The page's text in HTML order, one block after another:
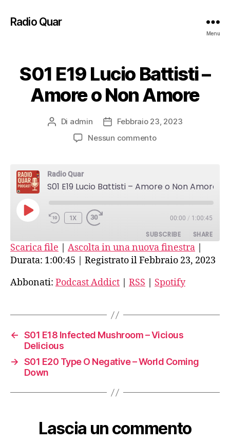
Radio Quar
Menu
S01 E19 Lucio Battisti –
Amore o Non Amore
Autore
articolo
Di admin
DataFebbraio 23, 2023
Nessun commentosu
Battisti
Amore
Radio Quar
S01 E19 Lucio Battisti – Amore o Non Amore
PLAY
EPISODE
1X 00:00 / 1:00:45
SUBSCRIBE SHARE
Podcast Addict RSS
Spotify
SHARE
LINK
Scarica file Ascolta in una nuova finestra
Durata: 1:00:45
Registrato il Febbraio 23, 2023
Abbonati: Podcast Addict RSS Spotify
← S01 E18 Infected Mushroom – Vicious
Delicious
→ S01 E20 Type O Negative – World Coming
Down
Lascia un commento